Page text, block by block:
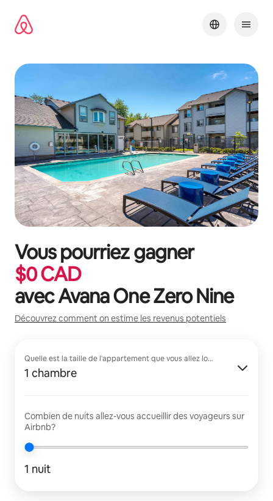
directement
Vous pourriez gagner
$0CAD
avecAvana One Zero Nine
Découvrez comment on estime les revenus potentiels
Quelle est la taille de l'appartement que vous allez louer?
1 chambre
Combien de nuits allez-vous accueillir des voyageurs sur
Airbnb?
1 nuit